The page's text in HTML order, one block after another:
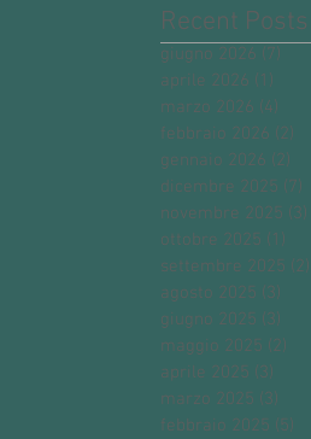
Recent Posts
giugno 2026 (7)
aprile 2026 (1)
marzo 2026 (4)
febbraio 2026 (2)
gennaio 2026 (2)
dicembre 2025 (7)
novembre 2025 (3)
ottobre 2025 (1)
settembre 2025 (2)
agosto 2025 (3)
giugno 2025 (3)
maggio 2025 (2)
aprile 2025 (3)
marzo 2025 (3)
febbraio 2025 (5)